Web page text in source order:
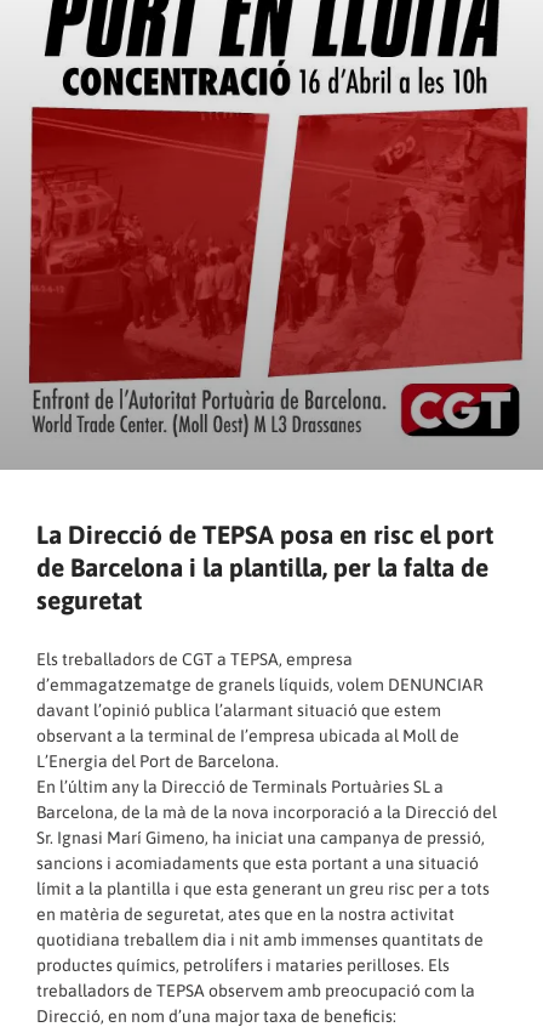
La Direcció de TEPSA posa en risc el port
de Barcelona i la plantilla, per la falta de
seguretat
Els treballadors de CGT a TEPSA, empresa
d’emmagatzematge de granels líquids, volem DENUNCIAR
davant l’opinió publica l’alarmant situació que estem
observant a la terminal de I’empresa ubicada al Moll de
L’Energia del Port de Barcelona.
En l’últim any la Direcció de Terminals Portuàries SL a
Barcelona, de la mà de la nova incorporació a la Direcció del
Sr. Ignasi Marí Gimeno, ha iniciat una campanya de pressió,
sancions i acomiadaments que esta portant a una situació
límit a la plantilla i que esta generant un greu risc per a tots
en matèria de seguretat, ates que en la nostra activitat
quotidiana treballem dia i nit amb immenses quantitats de
productes químics, petrolífers i mataries perilloses. Els
treballadors de TEPSA observem amb preocupació com la
Direcció, en nom d’una major taxa de beneficis: